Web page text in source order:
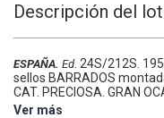
Descripción del
ESPAÑA. Ed. 24S/212S.
sellos BARRADOS
CAT. PRECIOSA. GRAN
Ver más